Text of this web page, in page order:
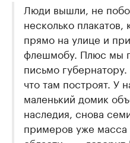
Люди вышли, не
несколько
прямо на улице и
флешмобу. Плюс мы
письмо
что там построят. У
маленький домик
наследия, снова
примеров уже масса